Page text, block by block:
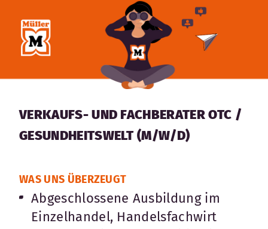
VERKAUFS- UND FACHBERATER OTC /
GESUNDHEITSWELT (M/W/D)
WAS UNS ÜBERZEUGT
Abgeschlossene Ausbildung im
Einzelhandel, Handelsfachwirt